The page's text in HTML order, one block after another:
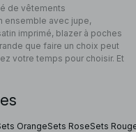
de vêtements
ensemble avec jupe,
imprimé, blazer à poches
que faire un choix peut
votre temps pour choisir. Et
OrangeSets RoseSets